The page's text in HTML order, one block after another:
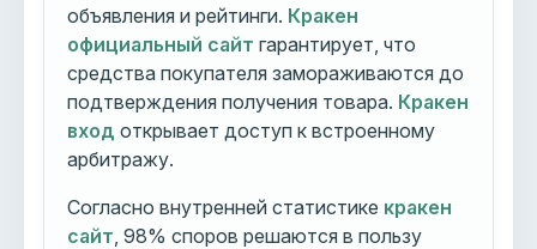
объявления и рейтинги. Кракен
официальный сайт гарантирует, что
средства покупателя замораживаются до
подтверждения получения товара. Кракен
вход открывает доступ к встроенному
арбитражу.
Согласно внутренней статистике кракен
сайт , 98% споров решаются в пользу